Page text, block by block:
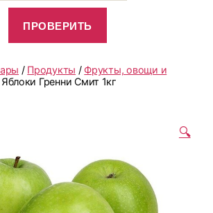
/ Продукты / Фрукты, овощи и
Гренни Смит 1кг
🔍